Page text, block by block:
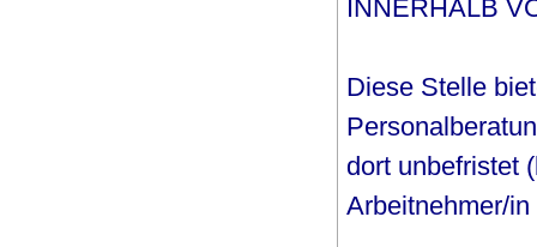
INNERHALB
Diese Stelle
dort unbefristet
Arbeitnehmer/in